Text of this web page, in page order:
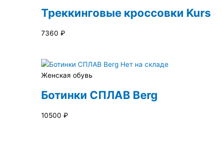
Треккинговые кроссовки Kurs
7360 ₽
Нет на складе
Женская обувь
Ботинки СПЛАВ Berg
10500 ₽